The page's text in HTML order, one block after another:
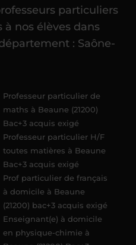
validée,mon
premiers
de6 jours
particuliers
à nos élèves dans
: Saône-
Professeur particulier de
maths à Beaune (21200)
Bac+3 acquis exigé
Professeur particulier H/F
toutes matières à Beaune
Bac+3 acquis exigé
Prof particulier de français
à domicile à Beaune
(21200) bac+3 acquis exigé
Enseignant(e) à domicile
en physique-chimie à